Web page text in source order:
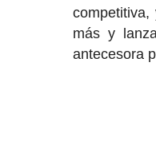
más y
antecesora